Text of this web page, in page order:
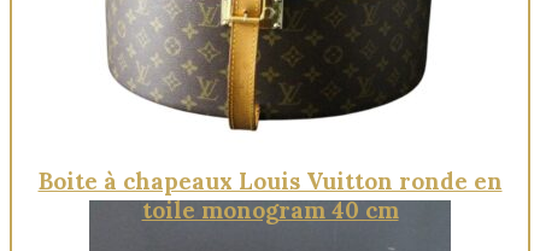
Boite à chapeaux Louis Vuitton ronde en
toile monogram 40 cm